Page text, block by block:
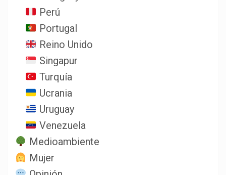
Perú
Portugal
Reino Unido
Singapur
Turquía
Ucrania
Uruguay
Venezuela
Medioambiente
Mujer